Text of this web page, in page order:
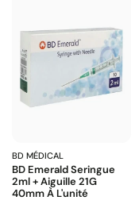
BD MÉDICAL
BD Emerald Seringue
2ml + Aiguille 21G
40mm À L'unité